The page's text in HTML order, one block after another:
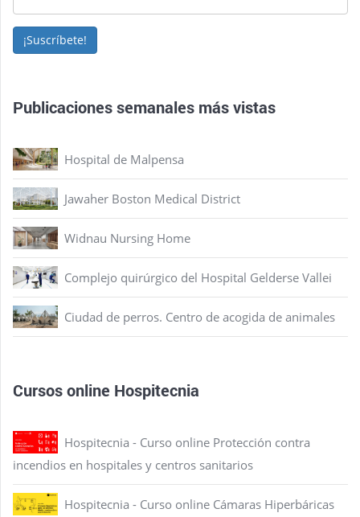
¡Suscríbete!
Publicaciones semanales más vistas
Hospital de Malpensa
Jawaher Boston Medical District
Widnau Nursing Home
Complejo quirúrgico del Hospital Gelderse Vallei
Ciudad de perros. Centro de acogida de animales
Cursos online Hospitecnia
Hospitecnia - Curso online Protección contra
incendios en hospitales y centros sanitarios
Hospitecnia - Curso online Cámaras Hiperbáricas